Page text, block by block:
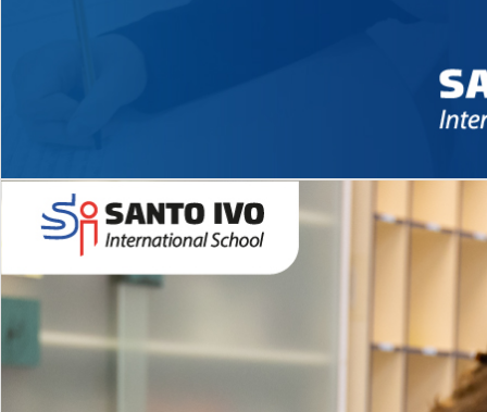
Novidades 2026 High School
EDUCAÇÃO INFANTIL
Inglês todos os dias